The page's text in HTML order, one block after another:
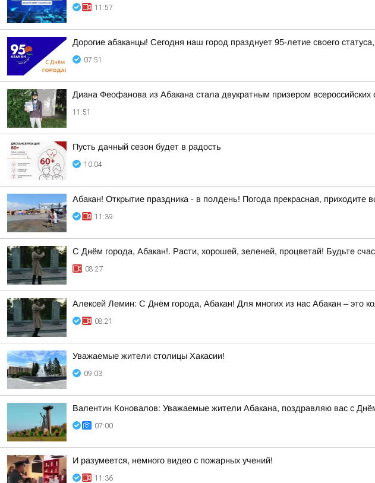
11:57
Дорогие абаканцы! Сегодня наш город празднует 95-летие своего
07:51
Диана Феофанова из Абакана стала двукратным призером всероссийских
11:51
Пусть дачный сезон будет в радость
10:04
Абакан! Открытие праздника - в полдень! Погода прекрасная, приходите
11:39
С Днём города, Абакан!. Расти, хорошей, зеленей, процветай! Будьте
08:27
Алексей Лемин: С Днём города, Абакан! Для многих из нас Абакан – это
08:21
Уважаемые жители столицы Хакасии!
09:03
Валентин Коновалов: Уважаемые жители Абакана, поздравляю вас с
07:00
И разумеется, немного видео с пожарных учений!
11:36